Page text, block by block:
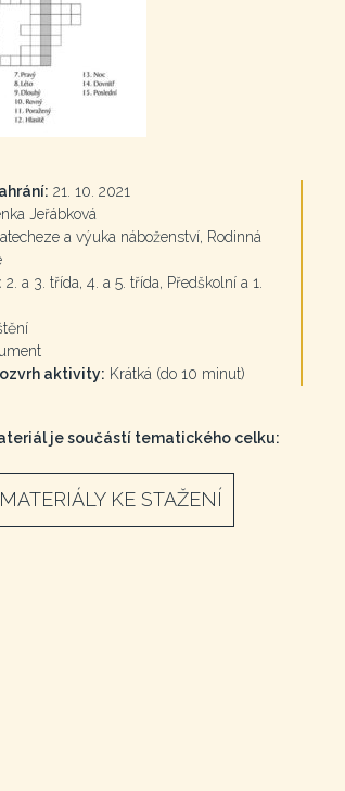
21. 10. 2021
Jeřábková
a výuka náboženství, Rodinná
2. a 3. třída, 4. a 5. třída, Předškolní a 1.
aktivity: Krátká (do 10 minut)
je součástí tematického celku:
MATERIÁLY KE STAŽENÍ